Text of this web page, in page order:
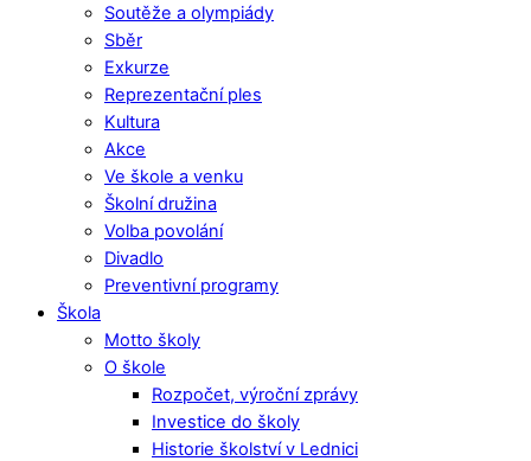
Soutěže a olympiády
Sběr
Exkurze
Reprezentační ples
Kultura
Akce
Ve škole a venku
Školní družina
Volba povolání
Divadlo
Preventivní programy
Škola
Motto školy
O škole
Rozpočet, výroční zprávy
Investice do školy
Historie školství v Lednici